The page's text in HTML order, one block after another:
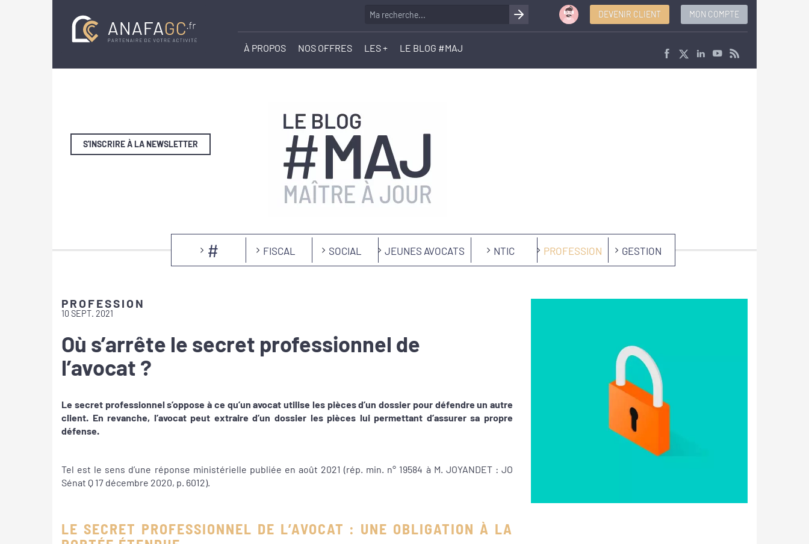
DEVENIR CLIENT MON COMPTE
À PROPOS NOS OFFRES LES + LE BLOG #MAJ
S'INSCRIRE À LA NEWSLETTER
# FISCAL SOCIAL JEUNES AVOCATS NTIC PROFESSION GESTION
PROFESSION
10 SEPT. 2021
Où s’arrête le secret professionnel de
l’avocat ?
Le secret professionnel s’oppose à ce qu’un avocat utilise les pièces d’un dossier pour défendre un autre
client. En revanche, l’avocat peut extraire d’un dossier les pièces lui permettant d’assurer sa propre
défense.
Tel est le sens d’une réponse ministérielle publiée en août 2021 (rép. min. n° 19584 à M. JOYANDET : JO
Sénat Q 17 décembre 2020, p. 6012).
LE SECRET PROFESSIONNEL DE L’AVOCAT : UNE OBLIGATION À LA